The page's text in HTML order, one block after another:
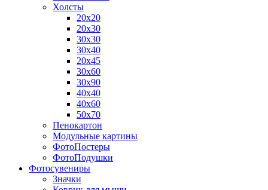
Холсты
20х20
20х30
30х30
30х40
20х45
30х60
30х90
40х40
40х60
50х70
Пенокартон
Модульные картины
ФотоПостеры
ФотоПодушки
Фотоcувениры
Значки